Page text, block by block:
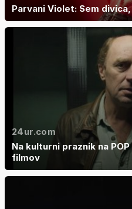
Parvani Violet: Sem
24ur.com
Na kulturni praznik na
filmov